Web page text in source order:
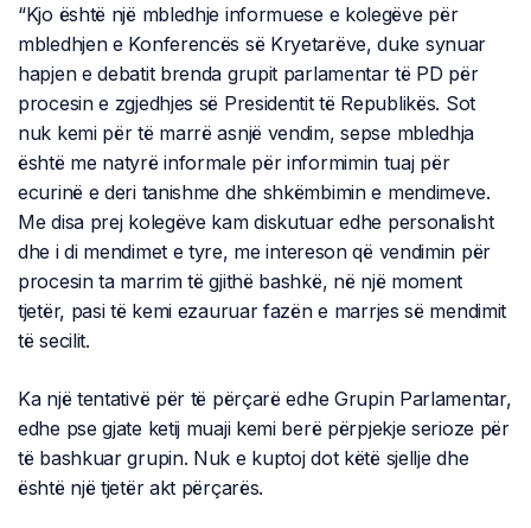
“Kjo është një mbledhje informuese e kolegëve për
mbledhjen e Konferencës së Kryetarëve, duke synuar
hapjen e debatit brenda grupit parlamentar të PD për
procesin e zgjedhjes së Presidentit të Republikës. Sot
nuk kemi për të marrë asnjë vendim, sepse mbledhja
është me natyrë informale për informimin tuaj për
ecurinë e deri tanishme dhe shkëmbimin e mendimeve.
Me disa prej kolegëve kam diskutuar edhe personalisht
dhe i di mendimet e tyre, me intereson që vendimin për
procesin ta marrim të gjithë bashkë, në një moment
tjetër, pasi të kemi ezauruar fazën e marrjes së mendimit
të secilit.
Ka një tentativë për të përçarë edhe Grupin Parlamentar,
edhe pse gjate ketij muaji kemi berë përpjekje serioze për
të bashkuar grupin. Nuk e kuptoj dot këtë sjellje dhe
është një tjetër akt përçarës.